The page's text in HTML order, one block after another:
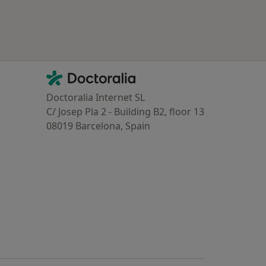
Contacto
Doctoralia - Homepage
Doctoralia Internet SL
C/ Josep Pla 2 - Building B2, floor 13
08019 Barcelona, Spain